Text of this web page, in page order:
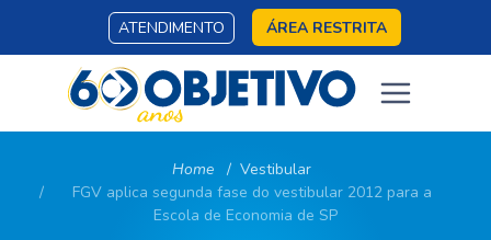
ATENDIMENTO ÁREA RESTRITA
Home
Vestibular
FGV aplica segunda fase do vestibular 2012 para a
Escola de Economia de SP